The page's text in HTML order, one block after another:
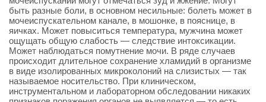
быть разные боли, в основном несильные: болеть может в
мочеиспускательном канале, в мошонке, в пояснице, в
яичках. Может повыситься температура, мужчина может
ощущать общую слабость — следствие интоксикации.
Может наблюдаться помутнение мочи. В ряде случаев
происходит длительное сохранение хламидий в организме
в виде изолированных микроколоний на слизистых — так
называемое носительство. При клиническом,
инструментальном и лабораторном обследовании никаких